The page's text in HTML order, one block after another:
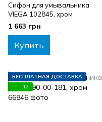
Сифон для умывальника
VIEGA 102845, хром
1 663 грн
Купить
БЕСПЛАТНАЯ ДОСТАВКА
12